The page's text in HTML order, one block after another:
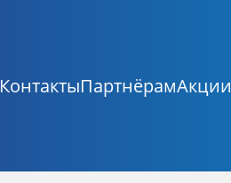
КонтактыПартнёрамАкции